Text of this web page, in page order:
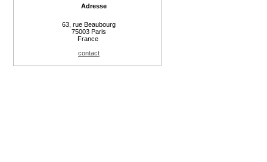
Adresse
63, rue Beaubourg
75003 Paris
France
contact